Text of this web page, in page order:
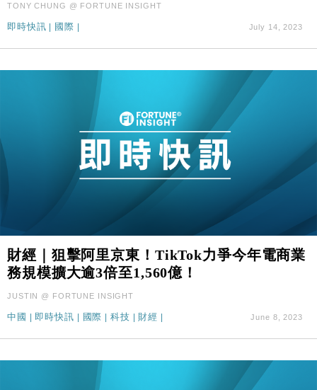
TONY CHUNG @ FORTUNE INSIGHT
即時快訊 | 國際 | July 14, 2023
財經｜狙擊阿里京東！TikTok力爭今年電商業
務規模擴大逾3倍至1,560億！
JUSTIN @ FORTUNE INSIGHT
中國 即時快訊 國際 科技 財經 June 8, 2023